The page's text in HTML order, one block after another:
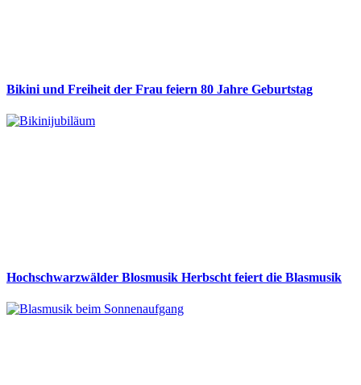
Bikini und Freiheit der Frau feiern 80 Jahre Geburtstag
Hochschwarzwälder Blosmusik Herbscht feiert die Blasmusik